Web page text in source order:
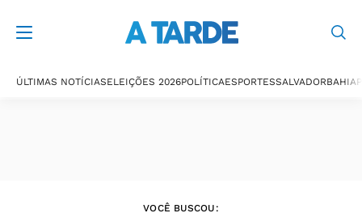
ÚLTIMAS NOTÍCIASELEIÇÕES 2026POLÍTICAESPORTESSALVADORBAHIA
VOCÊ BUSCOU: